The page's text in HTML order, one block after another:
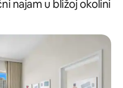
najam u bližoj okolini